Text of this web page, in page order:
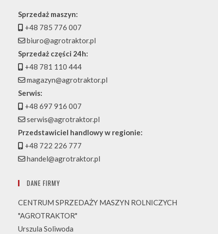
Sprzedaż maszyn:
+48 785 776 007
biuro@agrotraktor.pl
Sprzedaż części 24h:
+48 781 110 444
magazyn@agrotraktor.pl
Serwis:
+48 697 916 007
serwis@agrotraktor.pl
Przedstawiciel handlowy w regionie:
+48 722 226 777
handel@agrotraktor.pl
DANE FIRMY
CENTRUM SPRZEDAŻY MASZYN ROLNICZYCH
"AGROTRAKTOR"
Urszula Soliwoda